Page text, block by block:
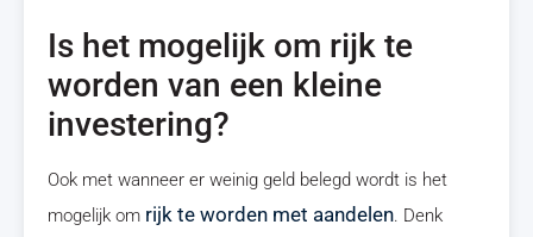
Is het mogelijk om rijk te
worden van een kleine
investering?
Ook met wanneer er weinig geld belegd wordt is het
mogelijk om rijk te worden met aandelen. Denk